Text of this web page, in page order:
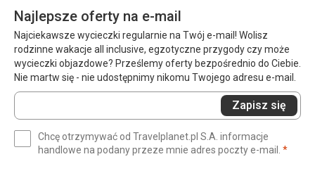
Najlepsze oferty na e-mail
Najciekawsze wycieczki regularnie na Twój e-mail! Wolisz
rodzinne wakacje all inclusive, egzotyczne przygody czy może
wycieczki objazdowe? Prześlemy oferty bezpośrednio do Ciebie.
Nie martw się - nie udostępnimy nikomu Twojego adresu e-mail.
Wprowadź
swój
(wymagane)
Zapisz się
Chcę otrzymywać od Travelplanet.pl S.A. informacje
handlowe na podany przeze mnie adres poczty e-mail. *